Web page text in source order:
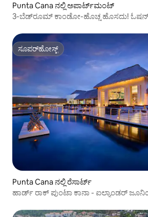
Punta Cana ನಲ್ಲಿ ಅಪಾರ್ಟ್‌ಮಂಟ್
3-ಬೆಡ್‌ರೂಮ್ ಕಾಂಡೋ-ಹೊಚ್ಚ ಹೊಸದು!
ಸೂಪರ್‌ಹೋಸ್ಟ್
ಸೂಪರ್‌ಹೋಸ್ಟ್
Punta Cana ನಲ್ಲಿ ರೆಸಾರ್ಟ್
ಹಾರ್ಡ್ ರಾಕ್ ಪುಂಟಾ ಕಾನಾ - ಐಲ್ಯಾಂಡರ್